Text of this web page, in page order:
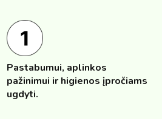
Pastabumui, aplinkos
pažinimui ir higienos įpročiams
ugdyti.